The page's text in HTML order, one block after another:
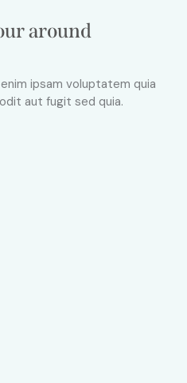
around
ipsam voluptatem quia
aut fugit sed quia.